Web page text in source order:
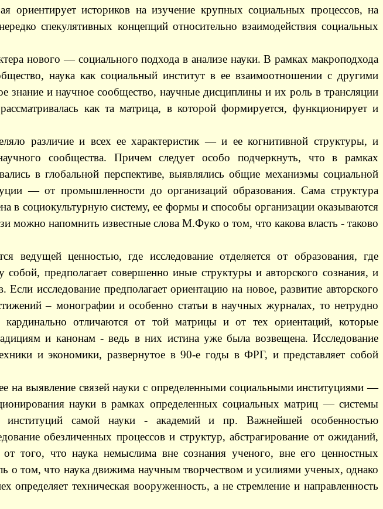
ориентирует историков на изучение крупных социальных процессов, на
спекулятивных концепций относительно взаимодействия социальных
нового — социального подхода в анализе науки. В рамках макроподхода
наука как социальный институт в ее взаимоотношении с другими
знание и научное сообщество, научные дисциплины и их роль в трансляции
как та матрица, в которой формируется, функционирует и
различие и всех ее характеристик — и ее когнитивной структуры, и
сообщества. Причем следует особо подчеркнуть, что в рамках
в глобальной перспективе, выявлялись общие механизмы социальной
— от промышленности до организаций образования. Сама структура
в социокультурную систему, ее формы и способы организации оказываются
можно напомнить известные слова М.Фуко о том, что какова власть - таково
ведущей ценностью, где исследование отделяется от образования, где
предполагает совершенно иные структуры и авторского сознания, и
исследование предполагает ориентацию на новое, развитие авторского
– монографии и особенно статьи в научных журналах, то нетрудно
отличаются от той матрицы и от тех ориентаций, которые
и канонам - ведь в них истина уже была возвещена. Исследование
и экономики, развернутое в 90-е годы в ФРГ, и представляет собой
на выявление связей науки с определенными социальными институциями —
науки в рамках определенных социальных матриц — системы
институций самой науки - академий и пр. Важнейшей особенностью
обезличенных процессов и структур, абстрагирование от ожиданий,
того, что наука немыслима вне сознания ученого, вне его ценностных
о том, что наука движима научным творчеством и усилиями ученых, однако
техническая вооруженность, а не стремление и направленность